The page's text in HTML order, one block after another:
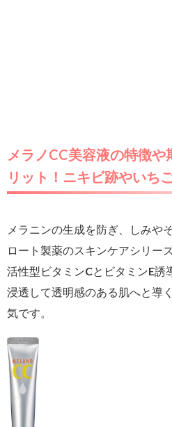
メラノCC美容液の特徴や
リット！ニキビ跡やいち
メラニンの生成を防ぎ、しみや
ロート製薬のスキンケアシリー
活性型ビタミンCとビタミンE誘
浸透して透明感のある肌へと導
気です。